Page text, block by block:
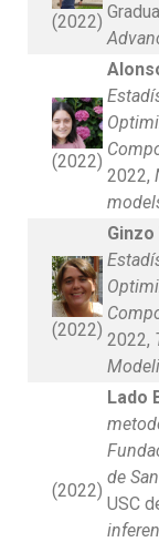
(2022)
(2022)
2022,
(2022) 2022,
(2022)
Lado
de
USC